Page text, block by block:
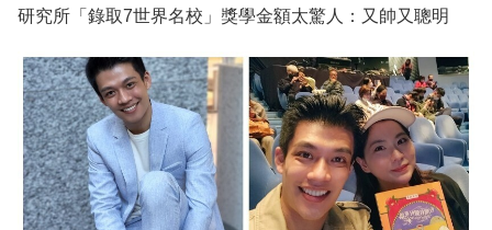
研究所「錄取7世界名校」獎學金額太驚人：又帥又聰明